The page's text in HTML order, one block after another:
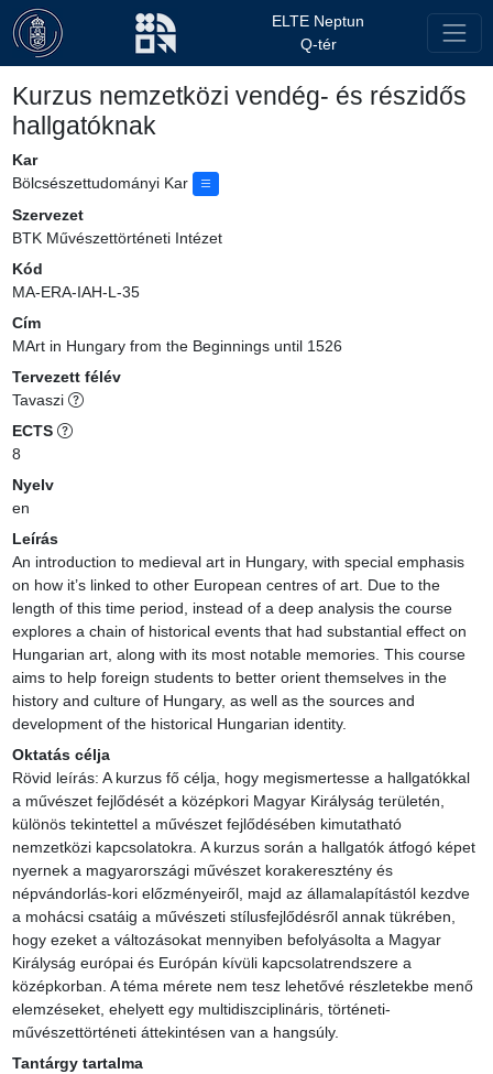
ELTE Neptun
Q-tér
Kurzus nemzetközi vendég- és részidős
hallgatóknak
Kar
Bölcsészettudományi Kar
Szervezet
BTK Művészettörténeti Intézet
Kód
MA-ERA-IAH-L-35
Cím
MArt in Hungary from the Beginnings until 1526
Tervezett félév
Tavaszi
ECTS
8
Nyelv
en
Leírás
An introduction to medieval art in Hungary, with special emphasis
on how it’s linked to other European centres of art. Due to the
length of this time period, instead of a deep analysis the course
explores a chain of historical events that had substantial effect on
Hungarian art, along with its most notable memories. This course
aims to help foreign students to better orient themselves in the
history and culture of Hungary, as well as the sources and
development of the historical Hungarian identity.
Oktatás célja
Rövid leírás: A kurzus fő célja, hogy megismertesse a hallgatókkal
a művészet fejlődését a középkori Magyar Királyság területén,
különös tekintettel a művészet fejlődésében kimutatható
nemzetközi kapcsolatokra. A kurzus során a hallgatók átfogó képet
nyernek a magyarországi művészet korakeresztény és
népvándorlás-kori előzményeiről, majd az államalapítástól kezdve
a mohácsi csatáig a művészeti stílusfejlődésről annak tükrében,
hogy ezeket a változásokat mennyiben befolyásolta a Magyar
Királyság európai és Európán kívüli kapcsolatrendszere a
középkorban. A téma mérete nem tesz lehetővé részletekbe menő
elemzéseket, ehelyett egy multidiszciplináris, történeti-
művészettörténeti áttekintésen van a hangsúly.
Tantárgy tartalma